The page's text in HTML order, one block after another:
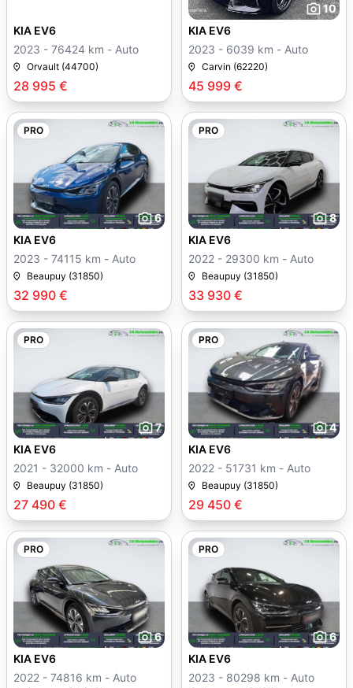
28 995 €
KIA EV6
2023 - 76424 km - Auto
Orvault (44700)
10
45 999 €
KIA EV6
2023 - 6039 km - Auto
Carvin (62220)
PRO
6
32 990 €
KIA EV6
2023 - 74115 km - Auto
Beaupuy (31850)
PRO
8
33 930 €
KIA EV6
2022 - 29300 km - Auto
Beaupuy (31850)
PRO
7
27 490 €
KIA EV6
2021 - 32000 km - Auto
Beaupuy (31850)
PRO
4
29 450 €
KIA EV6
2022 - 51731 km - Auto
Beaupuy (31850)
PRO
6
KIA EV6
2022 - 74816 km - Auto
PRO
6
KIA EV6
2023 - 80298 km - Auto